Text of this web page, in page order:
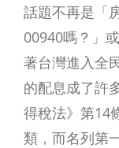
話題不再是「
00940嗎？」
著台灣進入全
的配息成了許
得稅法》第14
類，而名列第